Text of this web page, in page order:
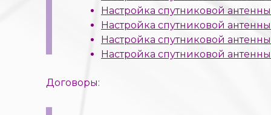
Настройка спутниковой
Настройка спутниковой
Настройка спутниковой
Настройка спутниковой
Договоры: